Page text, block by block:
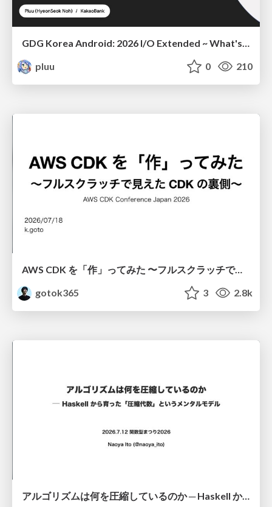
pluu
0 210
AWS CDK を「作」ってみた 〜フルスクラッチで見えた CDK の裏側〜 / aws-cdk-from-scratch
gotok365
3 2.8k
アルゴリズムは何を圧縮しているのか ─ Haskell から育った「圧縮代数」というメンタルモデル